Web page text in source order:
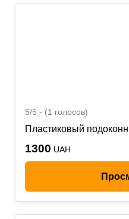
5/5 - (1 голосов)
Пластиковый
1300 UAH